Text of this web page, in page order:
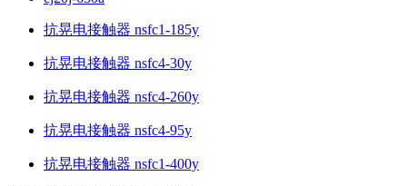
抗晃电接触器 nsfc1-185y
抗晃电接触器 nsfc4-30y
抗晃电接触器 nsfc4-260y
抗晃电接触器 nsfc4-95y
抗晃电接触器 nsfc1-400y